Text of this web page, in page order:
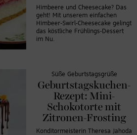
Himbeere und Cheesecake? Das
geht! Mit unserem einfachen
Himbeer-Swirl-Cheesecake gelingt
das köstliche Frühlings-Dessert
im Nu.
Süße Geburtstagsgrüße
Geburtstagskuchen-
Rezept: Mini-
Schokotorte mit
Zitronen-Frosting
Konditormeisterin Theresa Jahoda